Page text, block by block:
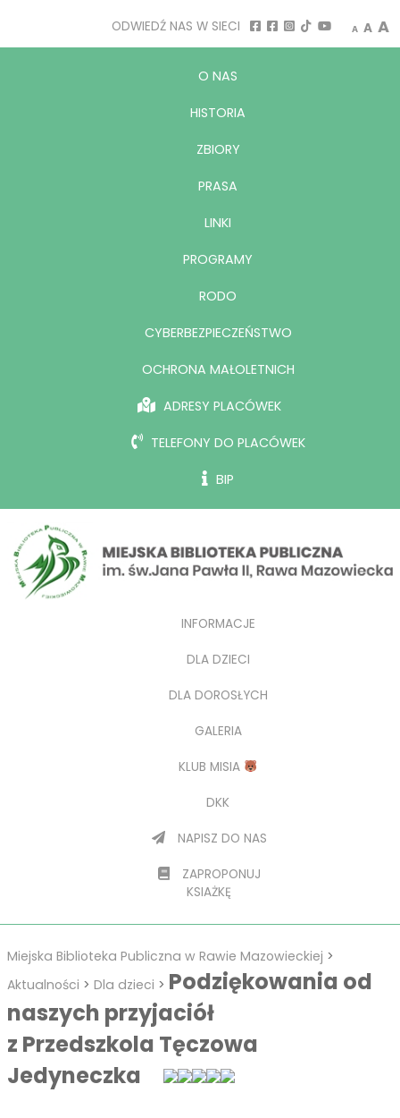
ODWIEDŹ NAS W SIECI A A A
O NAS
HISTORIA
ZBIORY
PRASA
LINKI
PROGRAMY
RODO
CYBERBEZPIECZEŃSTWO
OCHRONA MAŁOLETNICH
ADRESY PLACÓWEK
TELEFONY DO PLACÓWEK
BIP
INFORMACJE
DLA DZIECI
DLA DOROSŁYCH
GALERIA
KLUB MISIA
DKK
NAPISZ DO NAS
ZAPROPONUJ
KSIAŻKĘ
Miejska Biblioteka Publiczna w Rawie Mazowieckiej >
Aktualności > Dla dzieci > Podziękowania od
naszych przyjaciół
z Przedszkola Tęczowa
Jedyneczka